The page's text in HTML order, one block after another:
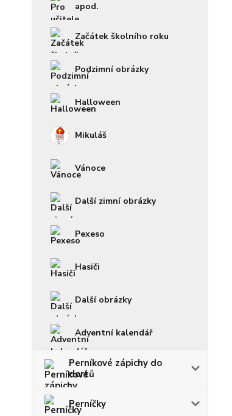
apod.
Začátek školního roku
Podzimní obrázky
Halloween
Mikuláš
Vánoce
Další zimní obrázky
Pexeso
Hasiči
Další obrázky
Adventní kalendář
Perníkové zápichy do
dortů
Perníčky